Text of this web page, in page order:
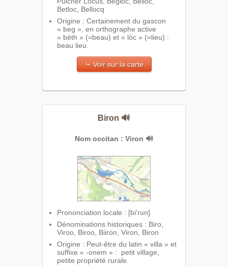
Betloc, Bellocq
Origine : Certainement du gascon
« beg », en orthographe active
« bèth » (=beau) et « lòc » (=lieu) :
beau lieu.
⤷ Voir sur la carte
Biron 🔊
Nom occitan : Viron 🔊
Prononciation locale : [bi'run]
Dénominations historiques : Biro,
Viroo, Biroo, Biiron, Viron, Biron
Origine : Peut-être du latin « villa » et
suffixe « -onem » : petit village,
petite propriété rurale.